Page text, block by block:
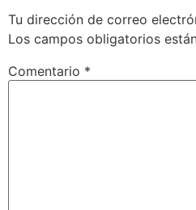
Tu dirección de correo
Los campos obligatorios
Comentario *